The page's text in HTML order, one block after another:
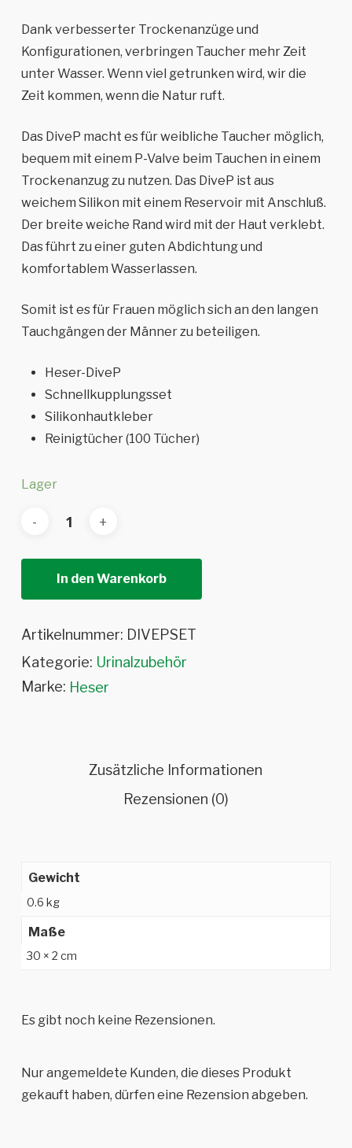
Dank verbesserter Trockenanzüge und
Konfigurationen, verbringen Taucher mehr Zeit
unter Wasser. Wenn viel getrunken wird, wir die
Zeit kommen, wenn die Natur ruft.
Das DiveP macht es für weibliche Taucher möglich,
bequem mit einem P-Valve beim Tauchen in einem
Trockenanzug zu nutzen. Das DiveP ist aus
weichem Silikon mit einem Reservoir mit Anschluß.
Der breite weiche Rand wird mit der Haut verklebt.
Das führt zu einer guten Abdichtung und
komfortablem Wasserlassen.
Somit ist es für Frauen möglich sich an den langen
Tauchgängen der Männer zu beteiligen.
Heser-DiveP
Schnellkupplungsset
Silikonhautkleber
Reinigtücher (100 Tücher)
Lager
In den Warenkorb
Artikelnummer: DIVEPSET
Kategorie: Urinalzubehör
Marke: Heser
Zusätzliche Informationen
Rezensionen (0)
Gewicht
0.6 kg
Maße
30 × 2 cm
Es gibt noch keine Rezensionen.
Nur angemeldete Kunden, die dieses Produkt
gekauft haben, dürfen eine Rezension abgeben.